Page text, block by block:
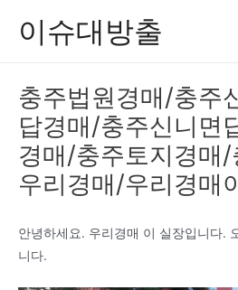
이슈대방출
충주법원경매/충주
답경매/충주신니면
경매/충주토지경매
우리경매/우리경매
안녕하세요. 우리경매 이 실장입니다.
니다.